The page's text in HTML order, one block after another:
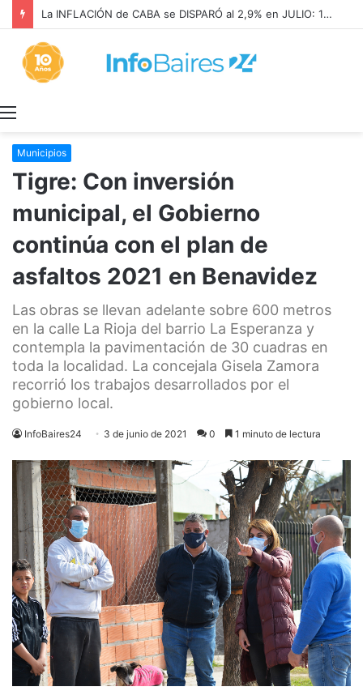
La INFLACIÓN de CABA se DISPARÓ al 2,9% en JULIO: 19,4% en 2026
Municipios
Tigre: Con inversión
municipal, el Gobierno
continúa con el plan de
asfaltos 2021 en Benavidez
Las obras se llevan adelante sobre 600 metros
en la calle La Rioja del barrio La Esperanza y
contempla la pavimentación de 30 cuadras en
toda la localidad. La concejala Gisela Zamora
recorrió los trabajos desarrollados por el
gobierno local.
InfoBaires24 3 de junio de 2021 0 1 minuto de lectura